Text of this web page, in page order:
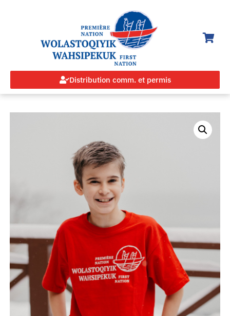
Distribution comm. et permis